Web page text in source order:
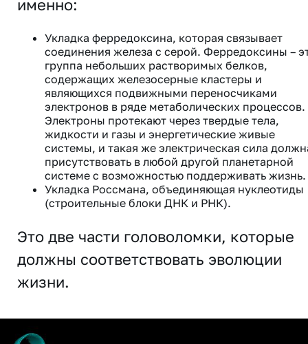
именно:
Укладка ферредоксина, которая связывает
соединения железа с серой. Ферредоксины –
группа небольших растворимых белков,
содержащих железосерные кластеры и
являющихся подвижными переносчиками
электронов в ряде метаболических процессов.
Электроны протекают через твердые тела,
жидкости и газы и энергетические живые
системы, и такая же электрическая сила
присутствовать в любой другой планетарной
системе с возможностью поддерживать жизнь.
Укладка Россмана, объединяющая нуклеотиды
(строительные блоки ДНК и РНК).
Это две части головоломки, которые
должны соответствовать эволюции
жизни.